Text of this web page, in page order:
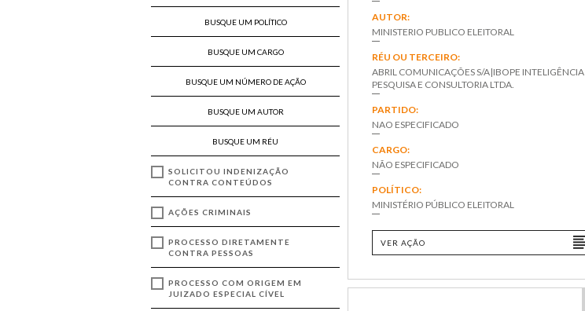
SOLICITOU INDENIZAÇÃO
CONTRA CONTEÚDOS
AÇÕES CRIMINAIS
PROCESSO DIRETAMENTE
CONTRA PESSOAS
PROCESSO COM ORIGEM EM
JUIZADO ESPECIAL CÍVEL
AUTOR:
MINISTERIO PUBLICO ELEITORAL
RÉU OU TERCEIRO:
ABRIL COMUNICAÇÕES S/A|IBOPE INTELIGÊNCIA
PESQUISA E CONSULTORIA LTDA.
PARTIDO:
NAO ESPECIFICADO
CARGO:
NÃO ESPECIFICADO
POLÍTICO:
MINISTÉRIO PÚBLICO ELEITORAL
VER AÇÃO